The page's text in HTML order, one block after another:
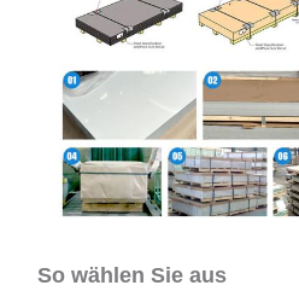
So wählen Sie aus